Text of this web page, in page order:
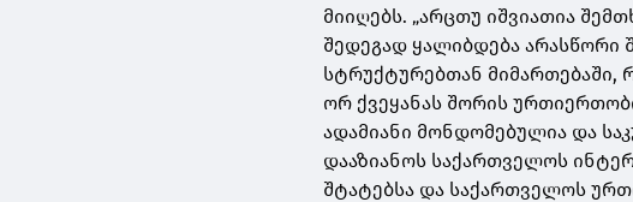
მიიღებს. „არცთუ იშვიათია
შედეგად ყალიბდება არასწორი
სტრუქტურებთან მიმართებაში,
ორ ქვეყანას შორის
ადამიანი მონდომებულია და
დააზიანოს საქართველოს
შტატებსა და საქართველოს